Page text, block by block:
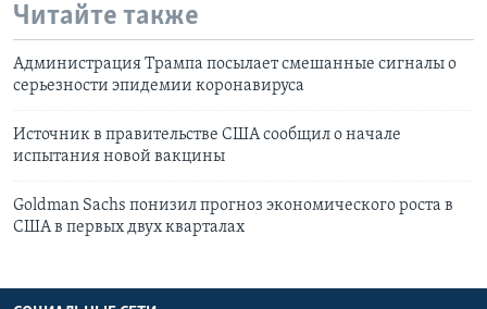
Читайте также
Администрация Трампа посылает смешанные сигналы о
серьезности эпидемии коронавируса
Источник в правительстве США сообщил о начале
испытания новой вакцины
Goldman Sachs понизил прогноз экономического роста в
США в первых двух кварталах